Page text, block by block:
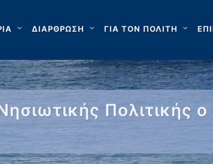
ΔΙΑΡΘΡΩΣΗ ΓΙΑ ΤΟΝ ΠΟΛΙΤΗ
Πολιτικής